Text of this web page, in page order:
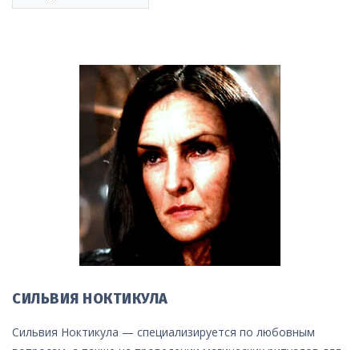
СИЛЬВИЯ НОКТИКУЛА
Сильвия Ноктикула — специализируется по любовным